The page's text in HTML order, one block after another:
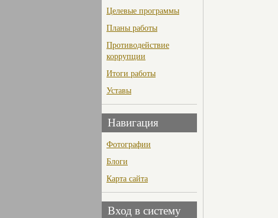
Целевые программы
Планы работы
Противодействие
коррупции
Итоги работы
Уставы
Навигация
Фотографии
Блоги
Карта сайта
Вход в систему